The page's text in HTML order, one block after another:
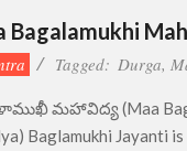
Bagalamukhi
Tagged: Durga,
మహావిద్య (Maa
Baglamukhi Jayanti